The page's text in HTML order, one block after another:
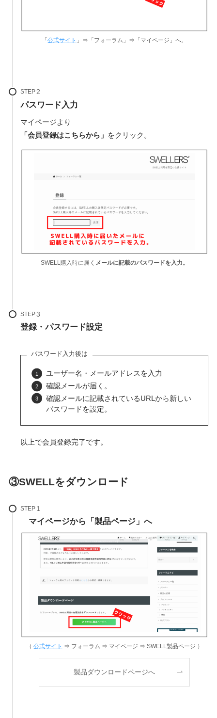
「 公式サイト 」⇒「フォーラム」⇒「マイページ」へ。
STEP
パスワード入力
マイページより
「会員登録はこちらから」 をクリック。
SWELL購入時に届く メールに記載のパスワードを入力。
STEP
登録・パスワード設定
パスワード入力後は
​ユーザー名・メールアドレスを入力
確認メールが届く。
確認メールに記載されているURLから新しい
パスワードを設定。
以上で会員登録完了です。
③SWELLをダウンロード
STEP
マイページから「製品ページ」へ
（ 公式サイト ⇒ フォーラム ⇒ マイページ ⇒ SWELL製品ページ ）
製品ダウンロードページへ